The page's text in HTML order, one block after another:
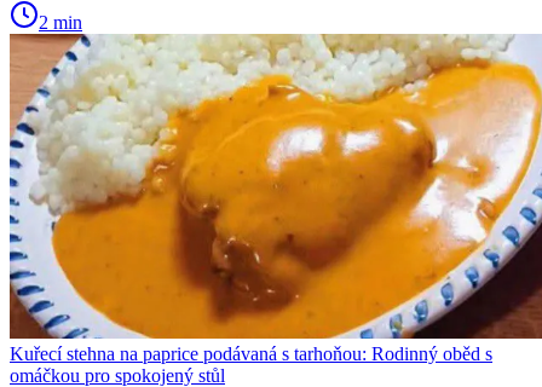
2 min
Kuřecí stehna na paprice podávaná s tarhoňou: Rodinný oběd s
omáčkou pro spokojený stůl